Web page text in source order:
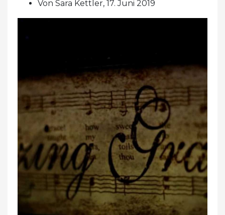
Von Sara Kettler, 17. Juni 2019